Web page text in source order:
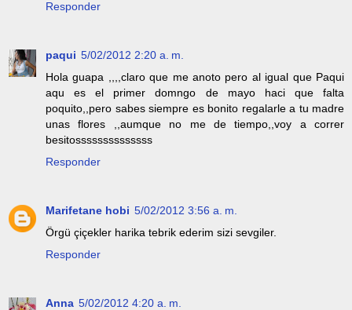
Responder
paqui 5/02/2012 2:20 a. m.
Hola guapa ,,,,claro que me anoto pero al igual que Paqui
aqu es el primer domngo de mayo haci que falta
poquito,,pero sabes siempre es bonito regalarle a tu madre
unas flores ,,aumque no me de tiempo,,voy a correr
besitossssssssssssss
Responder
Marifetane hobi 5/02/2012 3:56 a. m.
Örgü çiçekler harika tebrik ederim sizi sevgiler.
Responder
Anna 5/02/2012 4:20 a. m.